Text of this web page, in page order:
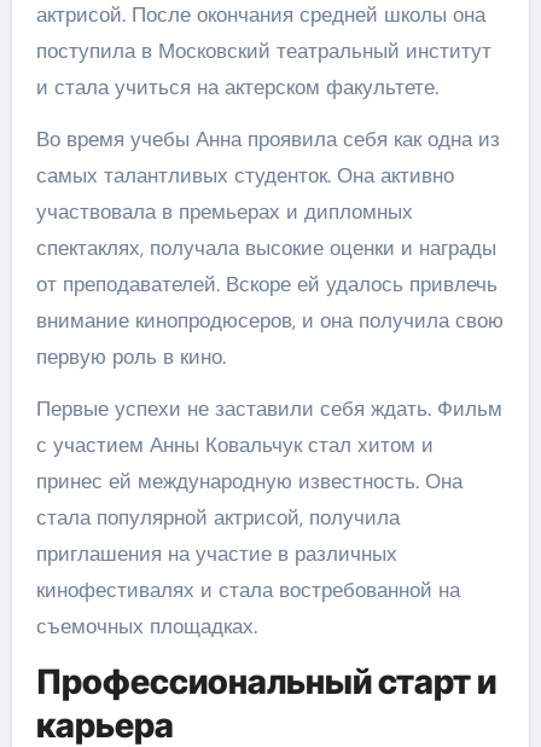
актрисой. После окончания средней школы она
поступила в Московский театральный институт
и стала учиться на актерском факультете.
Во время учебы Анна проявила себя как одна из
самых талантливых студенток. Она активно
участвовала в премьерах и дипломных
спектаклях, получала высокие оценки и награды
от преподавателей. Вскоре ей удалось привлечь
внимание кинопродюсеров, и она получила свою
первую роль в кино.
Первые успехи не заставили себя ждать. Фильм
с участием Анны Ковальчук стал хитом и
принес ей международную известность. Она
стала популярной актрисой, получила
приглашения на участие в различных
кинофестивалях и стала востребованной на
съемочных площадках.
Профессиональный старт и
карьера